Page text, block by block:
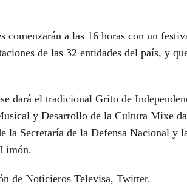
comenzarán a las 16 horas con un
de las 32 entidades del país, y
dará el tradicional Grito de
y Desarrollo de la Cultura Mixe
la Secretaría de la Defensa Nacional y
de Noticieros Televisa, Twitter.